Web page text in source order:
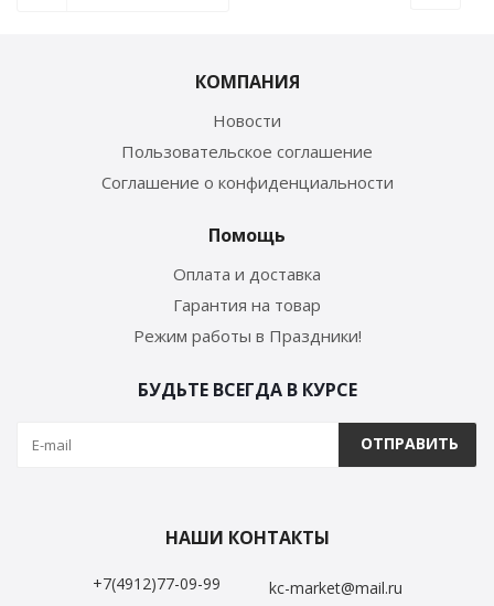
КОМПАНИЯ
Новости
Пользовательское соглашение
Соглашение о конфиденциальности
Помощь
Оплата и доставка
Гарантия на товар
Режим работы в Праздники!
БУДЬТЕ ВСЕГДА В КУРСЕ
НАШИ КОНТАКТЫ
+7(4912)77-09-99 kc-market@mail.ru